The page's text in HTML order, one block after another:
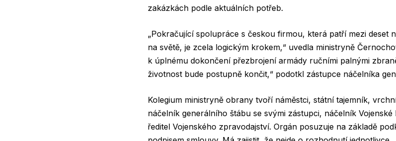
zakázkách podle aktuálních potřeb.
„Pokračující spolupráce s českou firmou, která patří mezi deset
na světě, je zcela logickým krokem,“ uvedla ministryně
k úplnému dokončení přezbrojení armády ručními palnými
životnost bude postupně končit,“ podotkl zástupce náčelníka
Kolegium ministryně obrany tvoří náměstci, státní tajemník,
náčelník generálního štábu se svými zástupci, náčelník
ředitel Vojenského zpravodajství. Orgán posuzuje na základě